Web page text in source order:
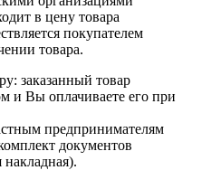
в цену товара
покупателем
товара.
заказанный товар
и Вы оплачиваете его при
предпринимателям
документов
накладная).